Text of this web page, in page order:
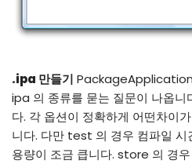
.ipa 만들기
ipa 의 종류를 묻는 질문이 나옵니
다. 각 옵션이 정확하게 어떤차이
니다. 다만 test 의 경우 컴파일 시
용량이 조금 큽니다. store 의 경